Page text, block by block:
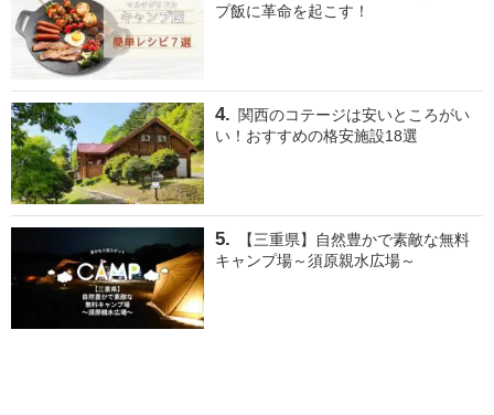
プ飯に革命を起こす！
関西のコテージは安いところがい
い！おすすめの格安施設18選
【三重県】自然豊かで素敵な無料
キャンプ場～須原親水広場～